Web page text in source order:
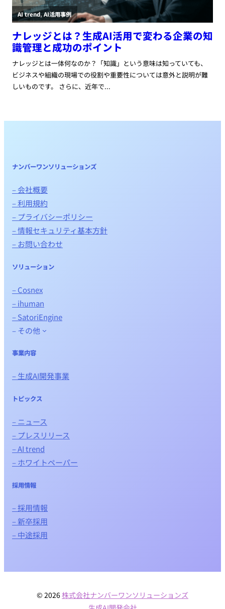
ナンバーワンソリューションズ
– 会社概要
– 利用規約
– プライバシーポリシー
– 情報セキュリティ基本方針
– お問い合わせ
ソリューション
– Cosnex
– ihuman
– SatoriEngine
– その他
事業内容
– 生成AI開発事業
トピックス
– ニュース
– プレスリリース
– AI trend
– ホワイトペーパー
採用情報
– 採用情報
– 新卒採用
– 中途採用
© 2026株式会社ナンバーワンソリューションズ